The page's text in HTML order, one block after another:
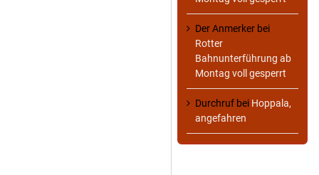
Der Anmerker bei
Rotter
Bahnunterführung ab
Montag voll gesperrt
Durchruf bei Hoppala,
angefahren